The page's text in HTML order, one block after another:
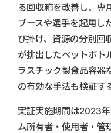
る回収箱を改善し、専
ブースや選手を起用し
び掛け、資源の分別回
が排出したペットボト
ラスチック製食品容器
の有効な手法も検証す
実証実施期間は2023
ム所有者・使用者・管